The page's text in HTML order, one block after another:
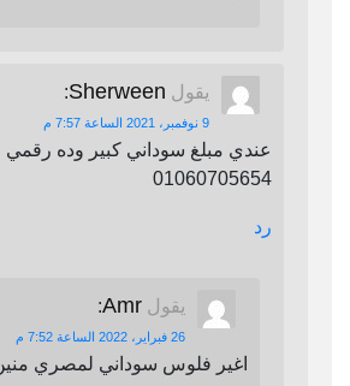
يقول Sherween
:
9 نوفمبر، 2021 الساعة 7:57 م
عندي مبلغ سوداني كبير وده رقمي
01060705654
رد
يقول Amr
:
26 فبراير، 2022 الساعة 7:52 م
اغير فلوس سوداني لمصري